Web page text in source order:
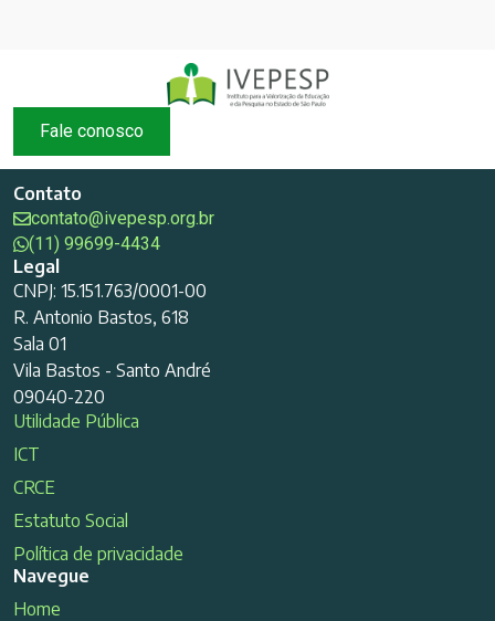
Fale conosco
Contato
contato@ivepesp.org.br
(11) 99699-4434
Legal
CNPJ: 15.151.763/0001-00
R. Antonio Bastos, 618
Sala 01
Vila Bastos - Santo André
09040-220
Utilidade Pública
ICT
CRCE
Estatuto Social
Política de privacidade
Navegue
Home